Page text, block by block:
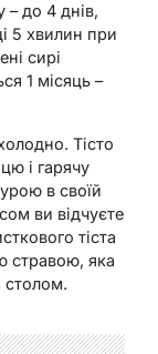
– до 4 днів,
5 хвилин при
сирі
1 місяць –
Тісто
і гарячу
в своїй
ви відчуєте
тіста
стравою, яка
столом.